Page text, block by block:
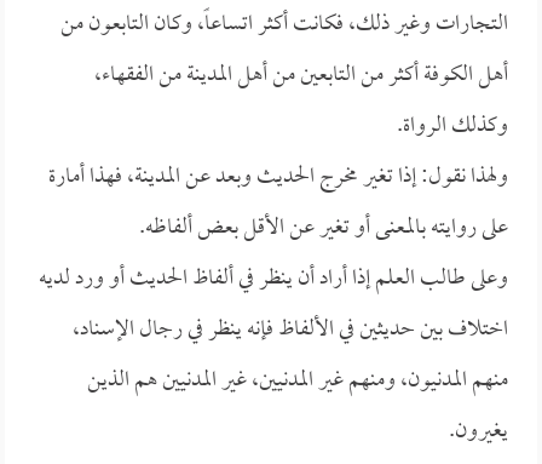
التجارات وغير ذلك، فكانت أكثر اتساعاً، وكان التابعون من
أهل الكوفة أكثر من التابعين من أهل المدينة من الفقهاء،
وكذلك الرواة.
ولهذا نقول: إذا تغير مخرج الحديث وبعد عن المدينة، فهذا أمارة
على روايته بالمعنى أو تغير عن الأقل بعض ألفاظه.
وعلى طالب العلم إذا أراد أن ينظر في ألفاظ الحديث أو ورد لديه
اختلاف بين حديثين في الألفاظ فإنه ينظر في رجال الإسناد،
منهم المدنيون، ومنهم غير المدنيين، غير المدنيين هم الذين
يغيرون.